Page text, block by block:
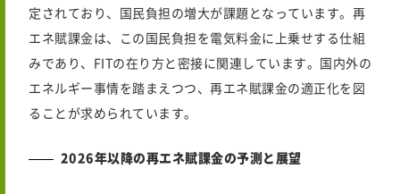
定されており、国民負担の増大が課題となっています。再
エネ賦課金は、この国民負担を電気料金に上乗せする仕組
みであり、FITの在り方と密接に関連しています。国内外の
エネルギー事情を踏まえつつ、再エネ賦課金の適正化を図
ることが求められています。
2026年以降の再エネ賦課金の予測と展望